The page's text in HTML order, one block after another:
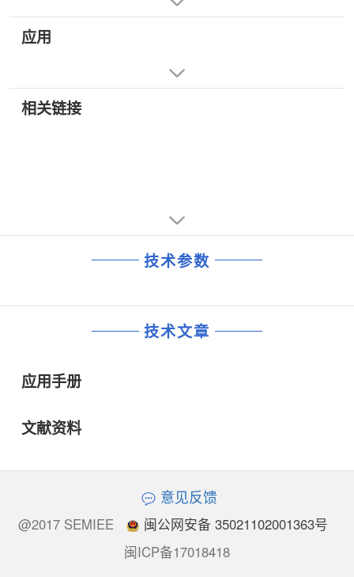
应用
相关链接
技术参数
技术文章
应用手册
文献资料
意见反馈
@2017 SEMIEE
闽公网安备 35021102001363号
闽ICP备17018418